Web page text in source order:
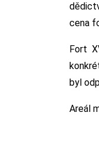
cena
Fort
byl
Areál